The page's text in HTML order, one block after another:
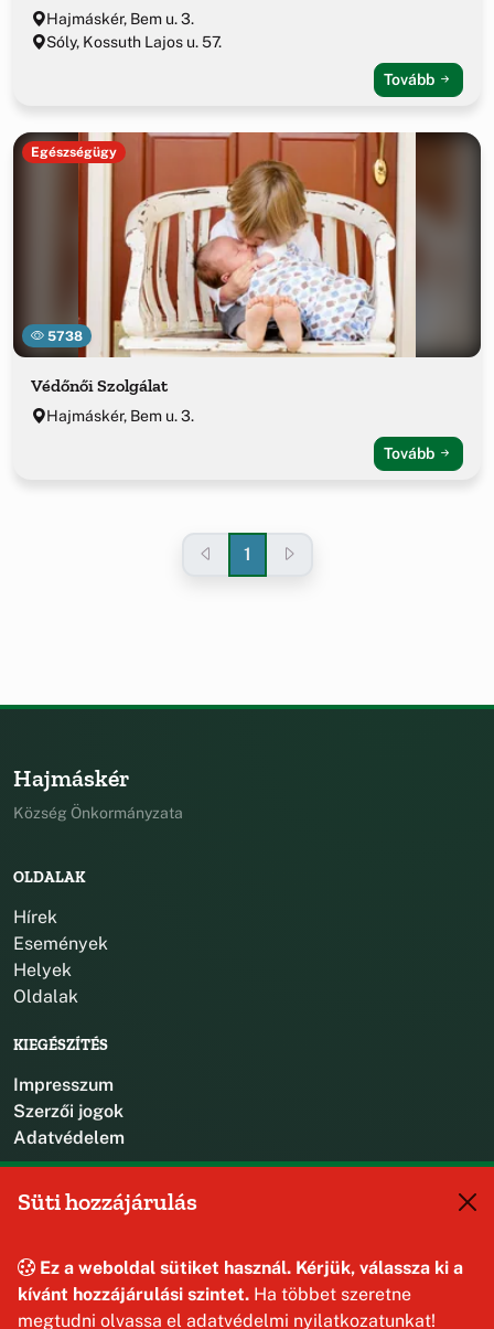
Hajmáskér, Bem u. 3.
Sóly, Kossuth Lajos u. 57.
Tovább
5738
Egészségügy
Védőnői Szolgálat
Hajmáskér, Bem u. 3.
Tovább
1
Hajmáskér
Község Önkormányzata
OLDALAK
Hírek
Események
Helyek
Oldalak
KIEGÉSZÍTÉS
Impresszum
Szerzői jogok
Adatvédelem
8192 Hajmáskér, Kossuth Lajos u. 31.
Süti hozzájárulás
Ez a weboldal sütiket használ. Kérjük, válassza ki a
kívánt hozzájárulási szintet. Ha többet szeretne
megtudni olvassa el adatvédelmi nyilatkozatunkat!